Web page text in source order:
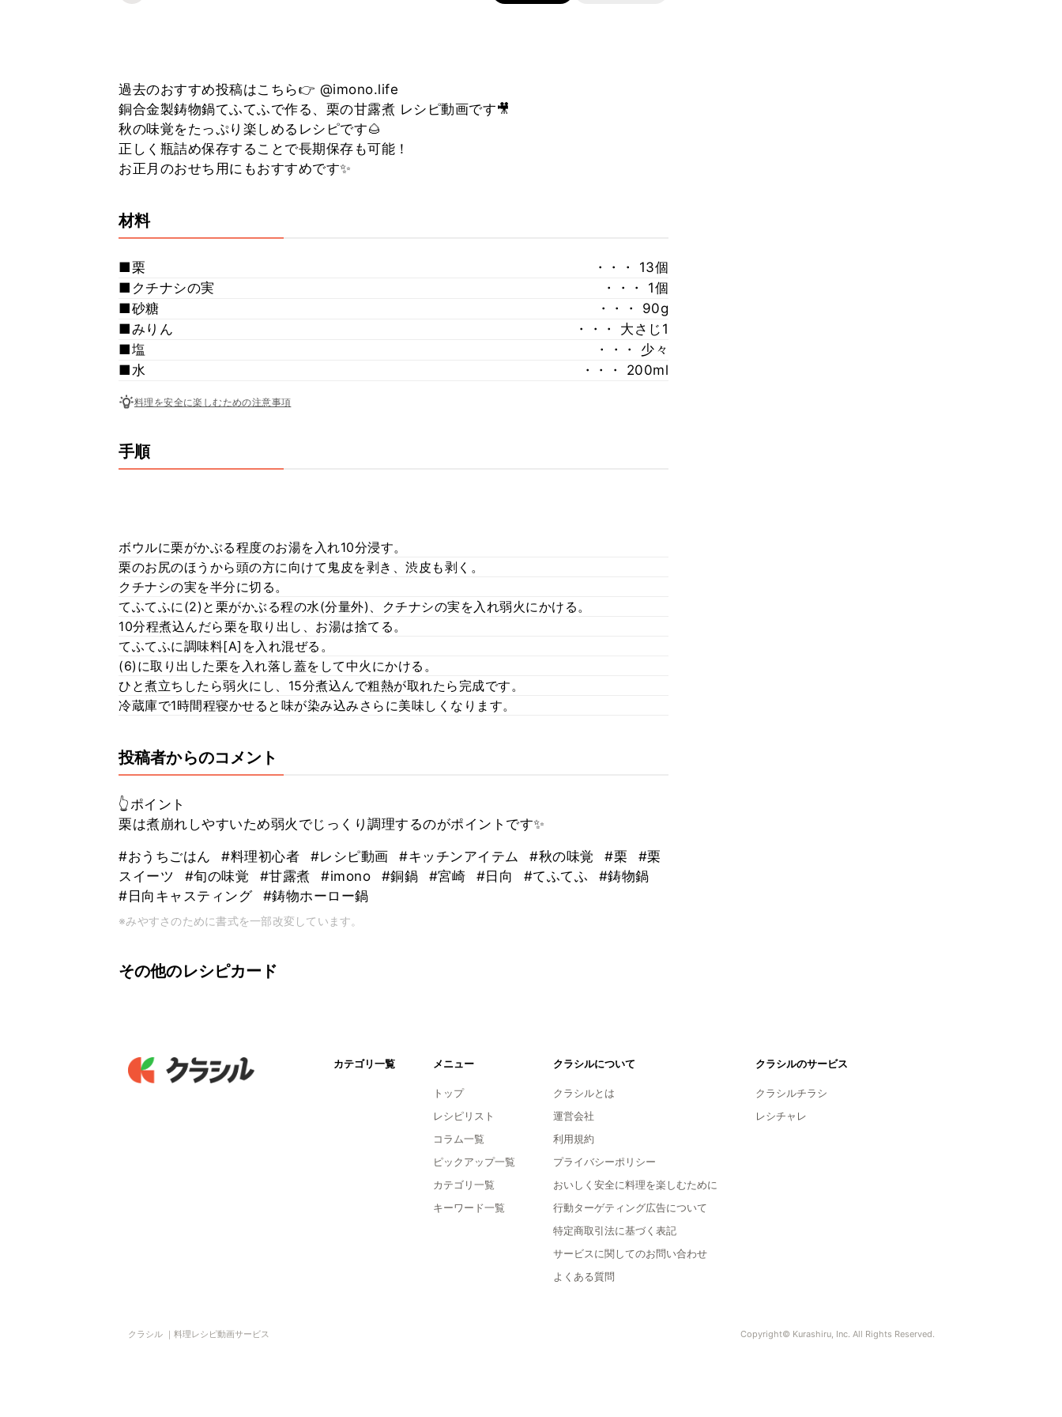
過去のおすすめ投稿はこちら👉 @imono.life
銅合金製鋳物鍋てふてふで作る、栗の甘露煮 レシピ動画です🎥
秋の味覚をたっぷり楽しめるレシピです🌰
正しく瓶詰め保存することで長期保存も可能！
お正月のおせち用にもおすすめです✨
材料
■栗
・・・ 13個
■クチナシの実
・・・ 1個
■砂糖
・・・ 90g
■みりん
・・・ 大さじ1
■塩
・・・ 少々
■水
・・・ 200ml
料理を安全に楽しむための注意事項
手順
ボウルに栗がかぶる程度のお湯を入れ10分浸す。
栗のお尻のほうから頭の方に向けて鬼皮を剥き、渋皮も剥く。
クチナシの実を半分に切る。
てふてふに(2)と栗がかぶる程の水(分量外)、クチナシの実を入れ弱火にかける。
10分程煮込んだら栗を取り出し、お湯は捨てる。
てふてふに調味料[A]を入れ混ぜる。
(6)に取り出した栗を入れ落し蓋をして中火にかける。
ひと煮立ちしたら弱火にし、15分煮込んで粗熱が取れたら完成です。
冷蔵庫で1時間程寝かせると味が染み込みさらに美味しくなります。
投稿者からのコメント
👆ポイント
栗は煮崩れしやすいため弱火でじっくり調理するのがポイントです✨
#おうちごはん #料理初心者 #レシピ動画 #キッチンアイテム #秋の味覚 #栗
#栗
スイーツ
#旬の味覚 #甘露煮 #imono #銅鍋 #宮崎 #日向 #てふてふ
#鋳物鍋
#日向キャスティング
#鋳物ホーロー鍋
※みやすさのために書式を一部改変しています。
その他のレシピカード
カテゴリ一覧 メニュー
トップ
レシピリスト
コラム一覧
ピックアップ一覧
カテゴリ一覧
キーワード一覧
クラシルについて
クラシルとは
運営会社
利用規約
プライバシーポリシー
おいしく安全に料理を楽しむために
行動ターゲティング広告について
特定商取引法に基づく表記
サービスに関してのお問い合わせ
よくある質問
クラシルのサービス
クラシルチラシ
レシチャレ
クラシル ｜料理レシピ動画サービス Copyright© Kurashiru, Inc. All Rights Reserved.